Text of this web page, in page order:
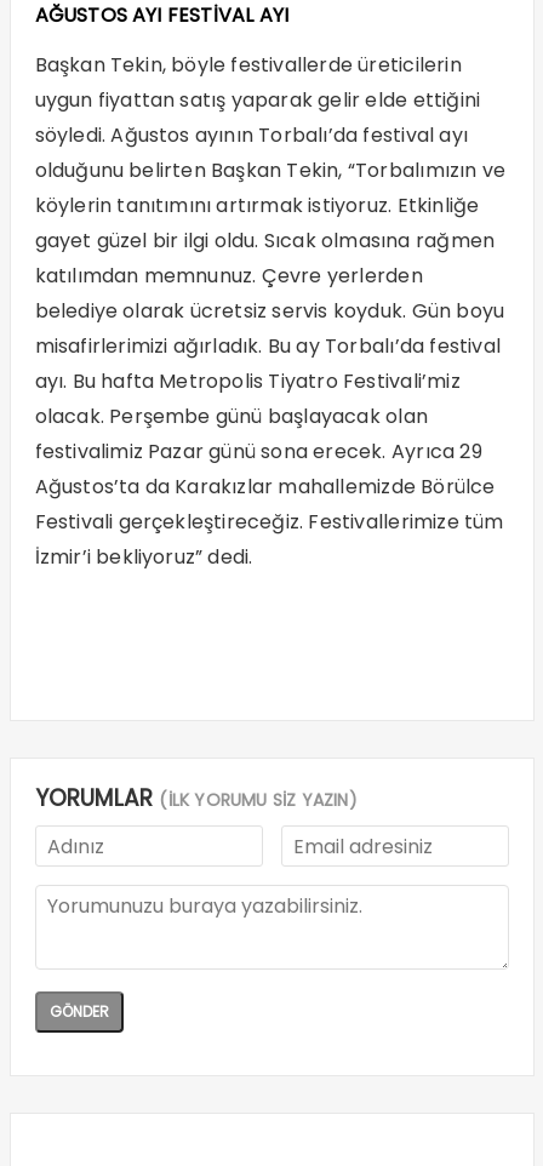
AĞUSTOS AYI FESTİVAL AYI
Başkan Tekin, böyle festivallerde üreticilerin
uygun fiyattan satış yaparak gelir elde ettiğini
söyledi. Ağustos ayının Torbalı’da festival ayı
olduğunu belirten Başkan Tekin, “Torbalımızın ve
köylerin tanıtımını artırmak istiyoruz. Etkinliğe
gayet güzel bir ilgi oldu. Sıcak olmasına rağmen
katılımdan memnunuz. Çevre yerlerden
belediye olarak ücretsiz servis koyduk. Gün boyu
misafirlerimizi ağırladık. Bu ay Torbalı’da festival
ayı. Bu hafta Metropolis Tiyatro Festivali’miz
olacak. Perşembe günü başlayacak olan
festivalimiz Pazar günü sona erecek. Ayrıca 29
Ağustos’ta da Karakızlar mahallemizde Börülce
Festivali gerçekleştireceğiz. Festivallerimize tüm
İzmir’i bekliyoruz” dedi.
YORUMLAR (İLK YORUMU SİZ YAZIN)